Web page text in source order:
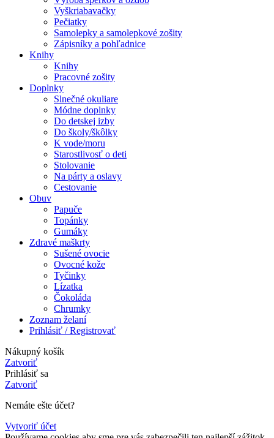
Vyškriabavačky
Pečiatky
Samolepky a samolepkové zošity
Zápisníky a pohľadnice
Knihy
Knihy
Pracovné zošity
Doplnky
Slnečné okuliare
Módne doplnky
Do detskej izby
Do školy/škôlky
K vode/moru
Starostlivosť o deti
Stolovanie
Na párty a oslavy
Cestovanie
Obuv
Papuče
Topánky
Gumáky
Zdravé maškrty
Sušené ovocie
Ovocné kože
Tyčinky
Lízatka
Čokoláda
Chrumky
Zoznam želaní
Prihlásiť / Registrovať
Nákupný košík
Zatvoriť
Prihlásiť sa
Zatvoriť
Nemáte ešte účet?
Vytvoriť účet